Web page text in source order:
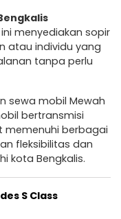
menyediakan sopir
atau individu yang
tanpa perlu
sewa mobil Mewah
bertransmisi
berbagai
fleksibilitas dan
kota Bengkalis.
S Class